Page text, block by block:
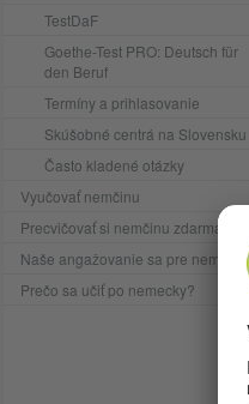
TestDaF
Goethe-Test PRO: Deutsch für
den Beruf
Termíny a prihlasovanie
Skúšobné centrá na Slovensku
Často kladené otázky
Vyučovať nemčinu
Precvičovať si nemčinu zdarma
Naše angažovanie sa pre nemčinu
Prečo sa učiť po nemecky?